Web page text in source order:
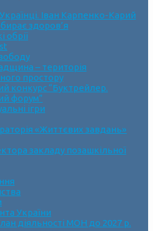
Іван Карпенко-Карий
здоров’я
обрії
– територія
простору
конкурс “Буктрейлер.
форум”
ігри
«Життєвих завдань»
закладу позашкільної
України
діяльності МОН до 2027 р.